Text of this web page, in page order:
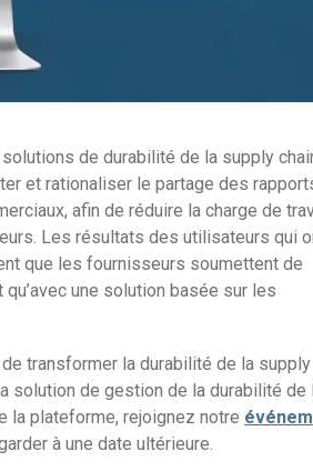
Renforcez votre croissance grâce à la
de conformité au TSCA.
Détectez les PFAS dans votre supply
votre réussite.
Découvrez comment nous
pour cartographier en
du génome de fabrication
de
sur les
Découvrez la solution
comment elle vous aide
risques de conformité
de durabilité de la supply
et rationaliser le partage des
afin de réduire la charge de
Les résultats des utilisateurs qui
que les fournisseurs soumettent de
une solution basée sur les
transformer la durabilité de la supply
solution de gestion de la durabilité de
la plateforme, rejoignez notre
à une date ultérieure.